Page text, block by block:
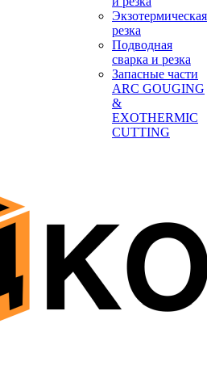
Экзотермическая
резка
Подводная
сварка и резка
Запасные части
ARC GOUGING
&
EXOTHERMIC
CUTTING